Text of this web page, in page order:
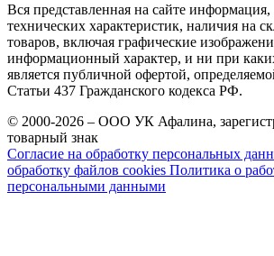
Вся представленная на сайте
технических характеристик, наличия на
товаров, включая графические
информационный характер, и ни при
является публичной офертой,
Статьи 437 Гражданского кодекса РФ.
© 2000-2026 – ООО УК Афалина,
товарный знак
Согласие на обработку персональных
обработку файлов cookies Политика о
персональными данными